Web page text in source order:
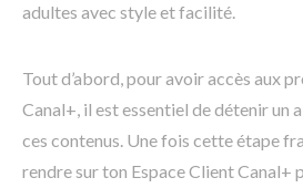
adultes avec style et facilité.
Tout d’abord, pour avoir accès aux
Canal+, il est essentiel de détenir un
ces contenus. Une fois cette étape
rendre sur ton Espace Client